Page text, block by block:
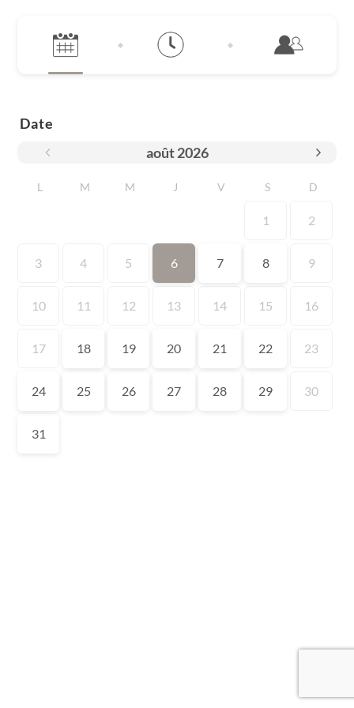
Date
août 2026
L M M J V S D
1 2
3 4 5 6 7 8 9
10 11 12 13 14 15 16
17 18 19 20 21 22 23
24 25 26 27 28 29 30
31